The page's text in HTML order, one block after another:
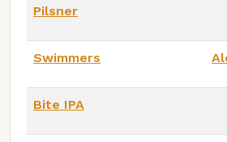
Pilsner
Swimmers
Bite IPA